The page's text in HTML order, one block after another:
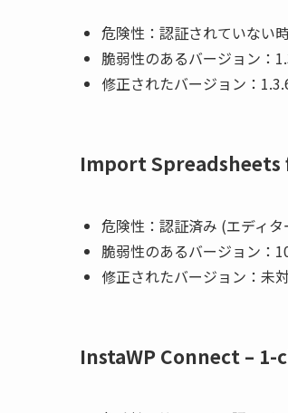
危険性：認証されていない
脆弱性のあるバージョン：
修正されたバージョン：
Import
危険性：認証済み (エディ
脆弱性のあるバージョン：
修正されたバージョン： 未
InstaWP Connect –